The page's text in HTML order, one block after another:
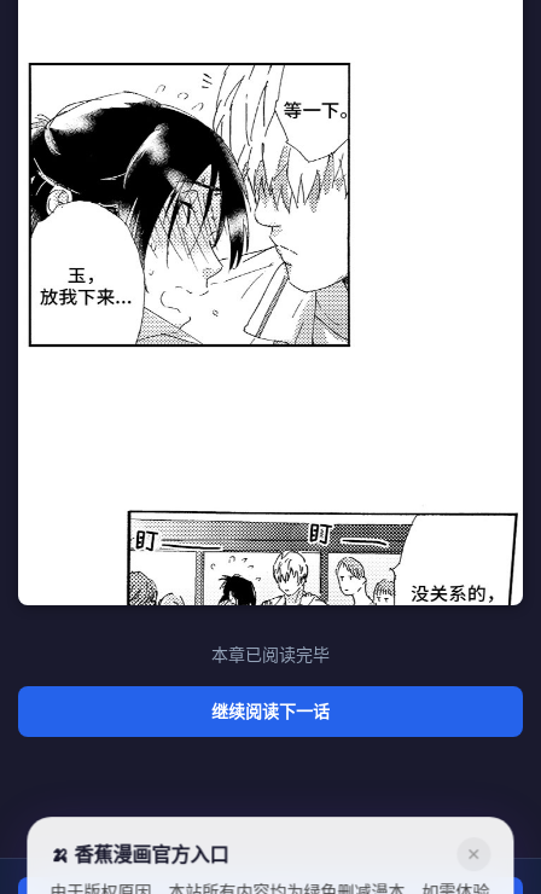
本章已阅读完毕
继续阅读下一话
🍌 香蕉漫画官方入口 ✕
由于版权原因，本站所有内容均为绿色删减漫本，如需体验